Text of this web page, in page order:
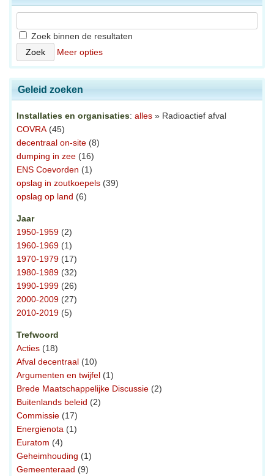
Zoek binnen de resultaten
Meer opties
Geleid zoeken
Installaties en organisaties: alles » Radioactief afval
COVRA (45)
decentraal on-site (8)
dumping in zee (16)
ENS Coevorden (1)
opslag in zoutkoepels (39)
opslag op land (6)
Jaar
1950-1959 (2)
1960-1969 (1)
1970-1979 (17)
1980-1989 (32)
1990-1999 (26)
2000-2009 (27)
2010-2019 (5)
Trefwoord
Acties (18)
Afval decentraal (10)
Argumenten en twijfel (1)
Brede Maatschappelijke Discussie (2)
Buitenlands beleid (2)
Commissie (17)
Energienota (1)
Euratom (4)
Geheimhouding (1)
Gemeenteraad (9)